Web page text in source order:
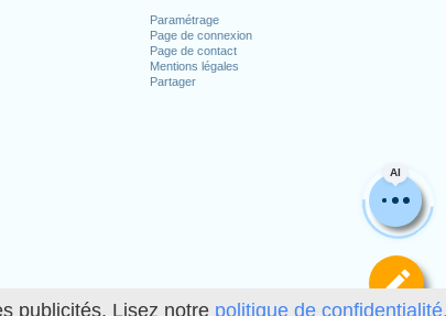
publicités. Lisez notre politique de
Paramétrage
Page de connexion
Page de contact
Mentions légales
Partager
AI